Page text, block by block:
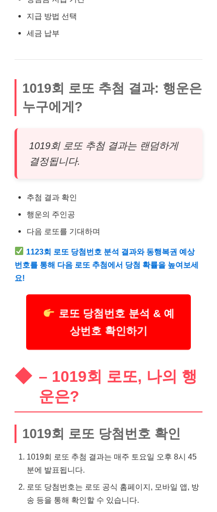
지급 방법 선택
세금 납부
1019회 로또 추첨 결과: 행운은
누구에게?
1019회 로또 추첨 결과는 랜덤하게
결정됩니다.
추첨 결과 확인
행운의 주인공
다음 로또를 기대하며
1123회 로또 당첨번호 분석 결과와 동행복권 예상
번호를 통해 다음 로또 추첨에서 당첨 확률을 높여보세
요!
로또 당첨번호 분석 & 예
상번호 확인하기
– 1019회 로또, 나의 행
운은?
1019회 로또 당첨번호 확인
1019회 로또 추첨 결과는 매주 토요일 오후 8시 45
분에 발표됩니다.
로또 당첨번호는 로또 공식 홈페이지, 모바일 앱, 방
송 등을 통해 확인할 수 있습니다.